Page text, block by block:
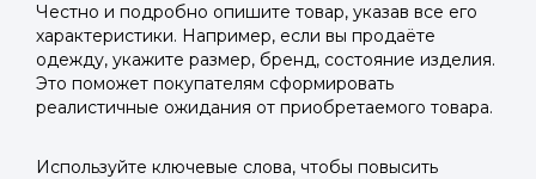
Честно и подробно опишите товар, указав все его
характеристики. Например, если вы продаёте
одежду, укажите размер, бренд, состояние изделия.
Это поможет покупателям сформировать
реалистичные ожидания от приобретаемого товара.
Используйте ключевые слова, чтобы повысить